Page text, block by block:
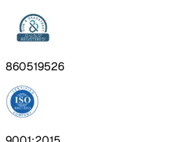
860519526